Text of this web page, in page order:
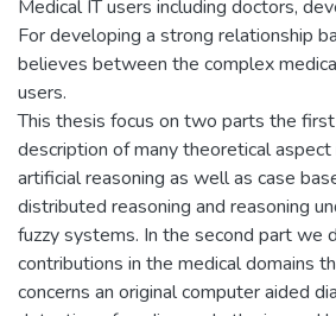
Medical IT users including doctors,
For developing a strong relationship
believes between the complex
users.
This thesis focus on two parts the
description of many theoretical
artificial reasoning as well as case
distributed reasoning and reasoning
fuzzy systems. In the second part we
contributions in the medical domains
concerns an original computer aided